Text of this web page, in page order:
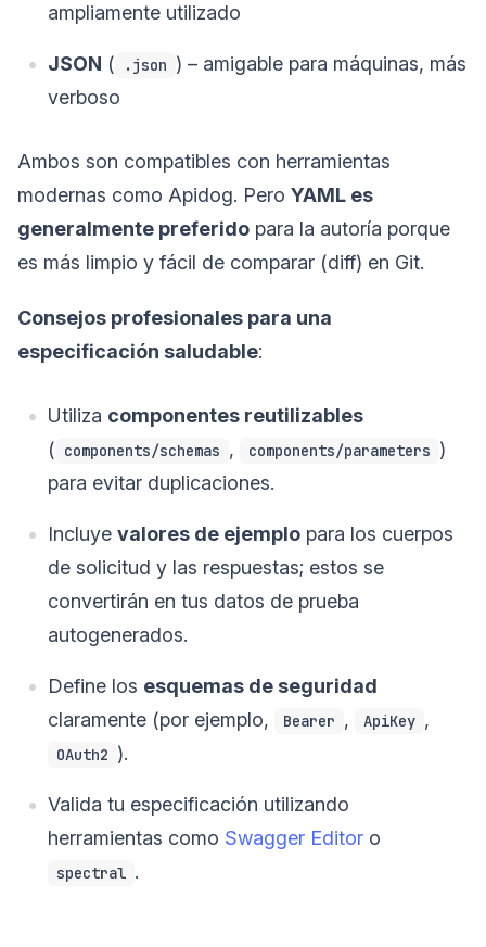
ampliamente utilizado
JSON ( .json ) – amigable para máquinas, más
verboso
Ambos son compatibles con herramientas
modernas como Apidog. Pero YAML es
generalmente preferido para la autoría porque
es más limpio y fácil de comparar (diff) en Git.
Consejos profesionales para una
especificación saludable:
Utiliza componentes reutilizables
( components/schemas , components/parameters )
para evitar duplicaciones.
Incluye valores de ejemplo para los cuerpos
de solicitud y las respuestas; estos se
convertirán en tus datos de prueba
autogenerados.
Define los esquemas de seguridad
claramente (por ejemplo,
Bearer , ApiKey ,
OAuth2 ).
Valida tu especificación utilizando
herramientas como Swagger Editor o
spectral .